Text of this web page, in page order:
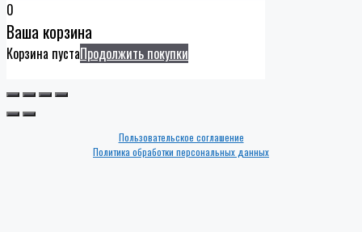
0
Ваша корзина
Корзина пустаПродолжить покупки
Пользовательское соглашение
Политика обработки персональных данных